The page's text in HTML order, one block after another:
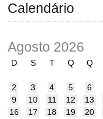
Calendário
Agosto 2026
D S T Q Q
2
3 4 5 6
9
10 11 12 13
16
17 18 19 20